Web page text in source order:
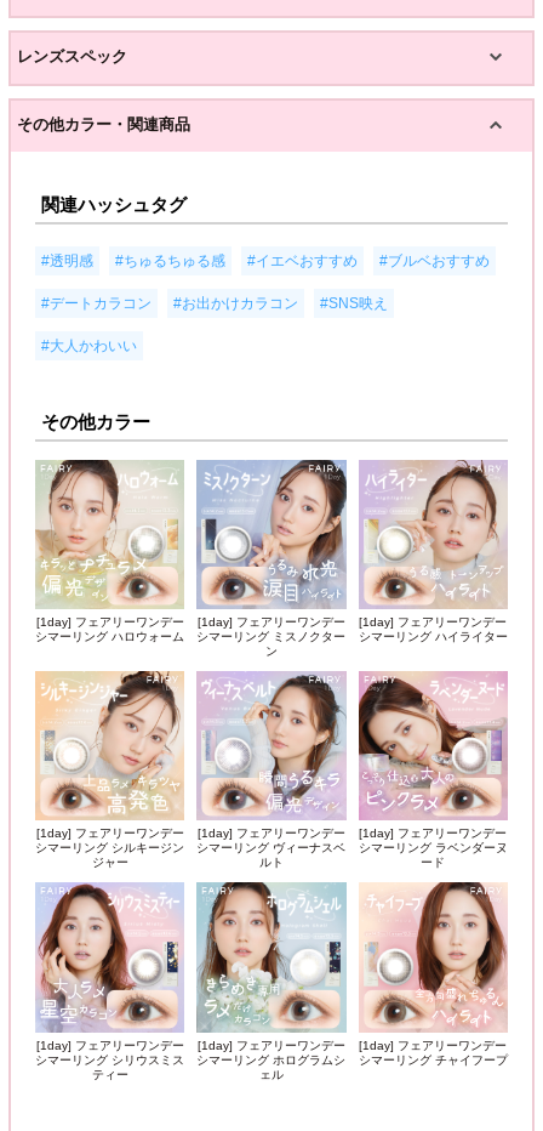
レンズスペック
その他カラー・関連商品
関連ハッシュタグ
#透明感 #ちゅるちゅる感 #イエベおすすめ #ブルベおすすめ
#デートカラコン #お出かけカラコン #SNS映え
#大人かわいい
その他カラー
[1day] フェアリーワンデー
シマーリング ハロウォーム
[1day] フェアリーワンデー
シマーリング ミスノクター
ン
[1day] フェアリーワンデー
シマーリング ハイライター
[1day] フェアリーワンデー
シマーリング シルキージン
ジャー
[1day] フェアリーワンデー
シマーリング ヴィーナスベ
ルト
[1day] フェアリーワンデー
シマーリング ラベンダーヌ
ード
[1day] フェアリーワンデー
シマーリング シリウスミス
ティー
[1day] フェアリーワンデー
シマーリング ホログラムシ
ェル
[1day] フェアリーワンデー
シマーリング チャイフープ